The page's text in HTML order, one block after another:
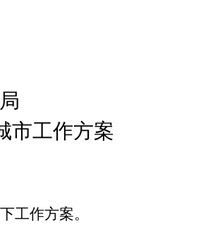
市工作方案
工作方案。